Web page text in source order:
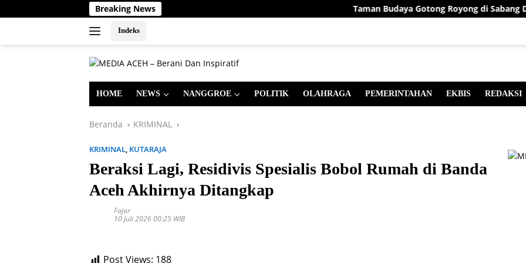
ke
Breaking News Taman Budaya Gotong Royong di Sabang
Indeks
HOME NEWS NANGGROE POLITIK OLAHRAGA PEMERINTAHAN EKBIS REDAKSI
Beranda KRIMINAL
KRIMINAL, KUTARAJA
Beraksi Lagi, Residivis Spesialis Bobol Rumah di Banda
Aceh Akhirnya Ditangkap
Fajar
10 Juli 2026 00:25 WIB
Post Views: 188